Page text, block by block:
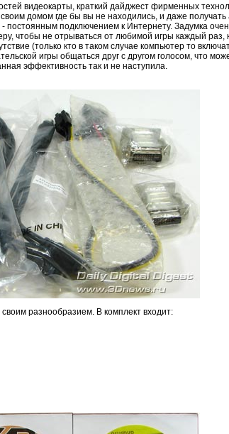
видеокарты, краткий дайджест фирменных
домом где бы вы не находились, и даже получать
подключением к Интернету. Задумка
чтобы не отрываться от любимой игры каждый
(только кто в таком случае компьютер то
игры общаться друг с другом голосом, что
эффективность так и не наступила.
разнообразием. В комплект входит: